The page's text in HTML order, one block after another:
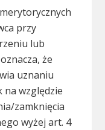
przy
lub
że
uznaniu
na względzie
zamknięcia
wyżej art. 4